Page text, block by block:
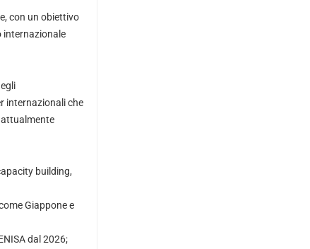
con un obiettivo
internazionale
internazionali che
attualmente
building,
Giappone e
dal 2026;